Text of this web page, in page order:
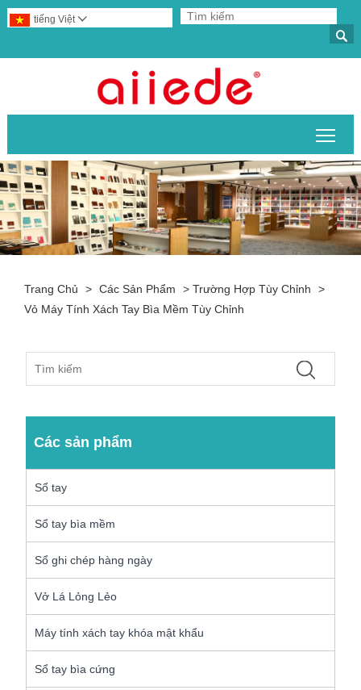

tiếng Việt 
Trang Chủ > Các Sản Phẩm >Trường Hợp Tùy Chỉnh
>
Vỏ Máy Tính Xách Tay Bìa Mềm Tùy Chỉnh
Các sản phẩm
Sổ tay
Sổ tay bìa mềm
Sổ ghi chép hàng ngày
Vở Lá Lỏng Lẻo
Máy tính xách tay khóa mật khẩu
Sổ tay bìa cứng